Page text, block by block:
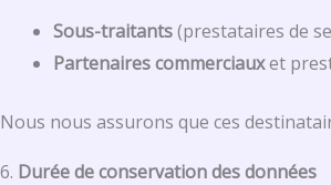
Sous-traitants(prestataires de
Partenaires commerciauxet
Nous nous assurons que ces
6. Durée de conservation des données